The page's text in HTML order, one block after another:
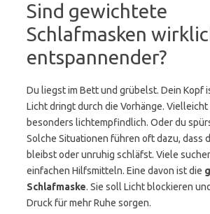
Sind gewichtete
Schlafmasken
entspannender?
Du liegst im Bett und grübelst. Dein Kopf
Licht dringt durch die Vorhänge. Vielleicht
besonders lichtempfindlich. Oder du
Solche Situationen führen oft dazu, dass
bleibst oder unruhig schläfst. Viele
einfachen Hilfsmitteln. Eine davon ist die
Schlafmaske. Sie soll Licht blockieren
Druck für mehr Ruhe sorgen.